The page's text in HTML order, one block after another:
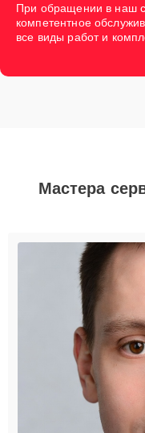
При обращении в наш
компетентное
все виды работ и
Мастера